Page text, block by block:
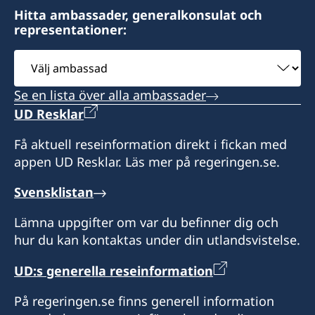
Hitta ambassader, generalkonsulat och
representationer:
Välj
ambassad
Se en lista över alla ambassader
UD Resklar
Få aktuell reseinformation direkt i fickan med
appen UD Resklar. Läs mer på regeringen.se.
Svensklistan
Lämna uppgifter om var du befinner dig och
hur du kan kontaktas under din utlandsvistelse.
UD:s generella reseinformation
På regeringen.se finns generell information